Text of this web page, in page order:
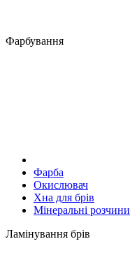
Фарбування
Фарба
Окислювач
Хна для брів
Мінеральні розчини
Ламінування брів